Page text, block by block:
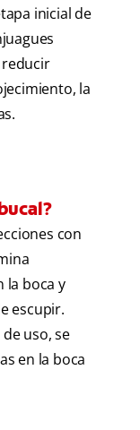
inicial de
la
con
la boca y
escupir.
uso, se
en la boca